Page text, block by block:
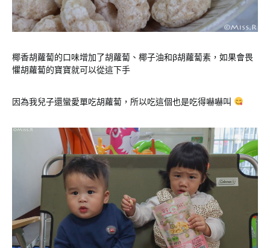
椰香胡蘿蔔的口味增加了胡蘿蔔、椰子油和β胡蘿蔔素，如果會畏
懼胡蘿蔔的寶寶就可以從這下手
因為我兒子還蠻愛單吃胡蘿蔔，所以吃這個也是吃得嚇嚇叫